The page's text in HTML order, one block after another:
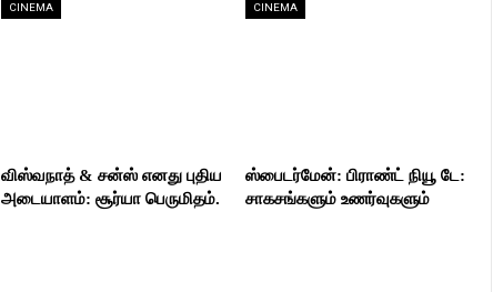
CINEMA
விஸ்வநாத் & சன்ஸ் எனது புதிய
அடையாளம்: சூர்யா பெருமிதம்.
CINEMA
ஸ்பைடர்மேன்: பிராண்ட் நியூ டே:
சாகசங்களும் உணர்வுகளும்